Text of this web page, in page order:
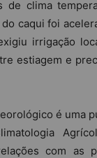
de clima
caqui foi
irrigação
estiagem e
é uma
com as